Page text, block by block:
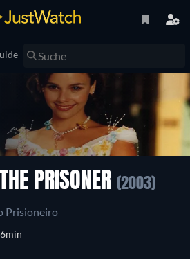
PRISONER (2003)
Prisioneiro